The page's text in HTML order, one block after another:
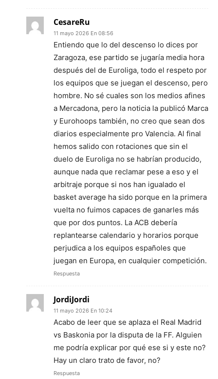
CesareRu
11 mayo 2026 En 08:56
Entiendo que lo del descenso lo dices por
Zaragoza, ese partido se jugaría media hora
después del de Euroliga, todo el respeto por
los equipos que se juegan el descenso, pero
hombre. No sé cuales son los medios afines
a Mercadona, pero la noticia la publicó Marca
y Eurohoops también, no creo que sean dos
diarios especialmente pro Valencia. Al final
hemos salido con rotaciones que sin el
duelo de Euroliga no se habrían producido,
aunque nada que reclamar pese a eso y el
arbitraje porque si nos han igualado el
basket average ha sido porque en la primera
vuelta no fuimos capaces de ganarles más
que por dos puntos. La ACB debería
replantearse calendario y horarios porque
perjudica a los equipos españoles que
juegan en Europa, en cualquier competición.
Respuesta
JordiJordi
11 mayo 2026 En 10:24
Acabo de leer que se aplaza el Real Madrid
vs Baskonia por la disputa de la FF. Alguien
me podría explicar por qué ese si y este no?
Hay un claro trato de favor, no?
Respuesta